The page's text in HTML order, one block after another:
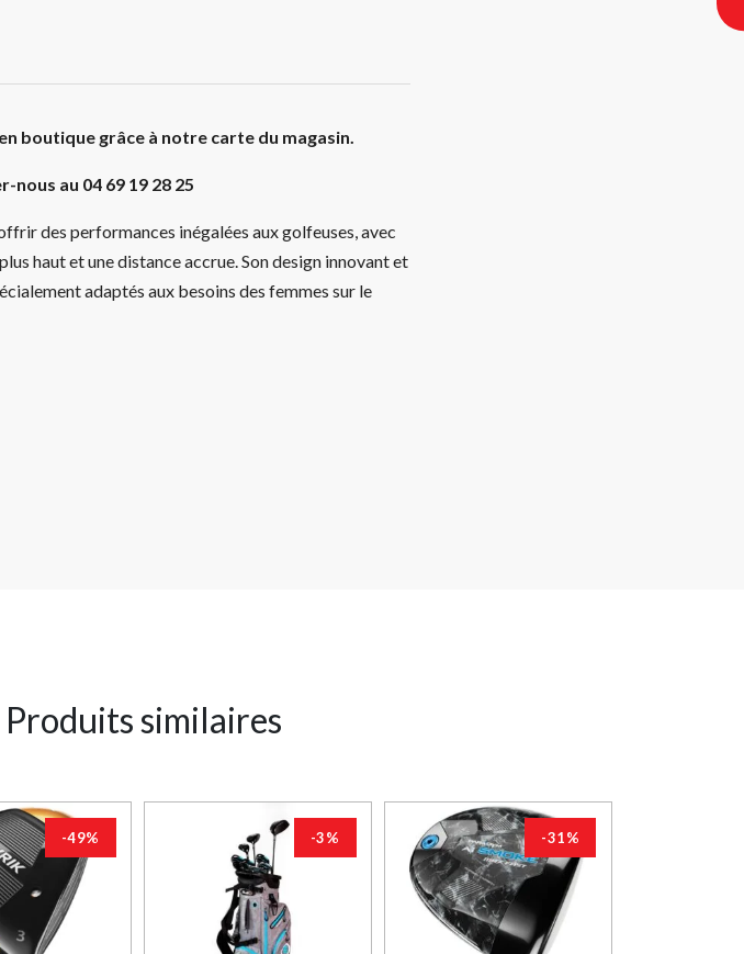
boutique grâce à notre carte du magasin.
nous au 04 69 19 28 25
des performances inégalées aux golfeuses, avec
haut et une distance accrue. Son design innovant et
adaptés aux besoins des femmes sur le
Produits similaires
-49% -3% -31%